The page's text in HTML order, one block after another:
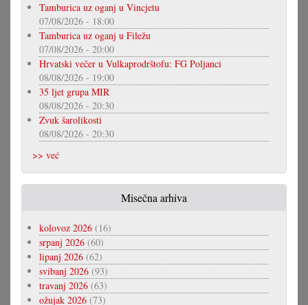
Tamburica uz oganj u Vincjetu
07/08/2026 - 18:00
Tamburica uz oganj u Filežu
07/08/2026 - 20:00
Hrvatski večer u Vulkaprodrštofu: FG Poljanci
08/08/2026 - 19:00
35 ljet grupa MIR
08/08/2026 - 20:30
Zvuk šarolikosti
08/08/2026 - 20:30
>> već
Misečna arhiva
kolovoz 2026 (16)
srpanj 2026 (60)
lipanj 2026 (62)
svibanj 2026 (93)
travanj 2026 (63)
ožujak 2026 (73)